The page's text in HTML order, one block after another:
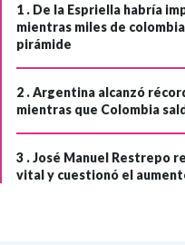
1 . De la Espriella habría
mientras miles de
pirámide
2 .Argentina alcanzó
mientras que Colombia
3 .José Manuel Restrepo
vital y cuestionó el